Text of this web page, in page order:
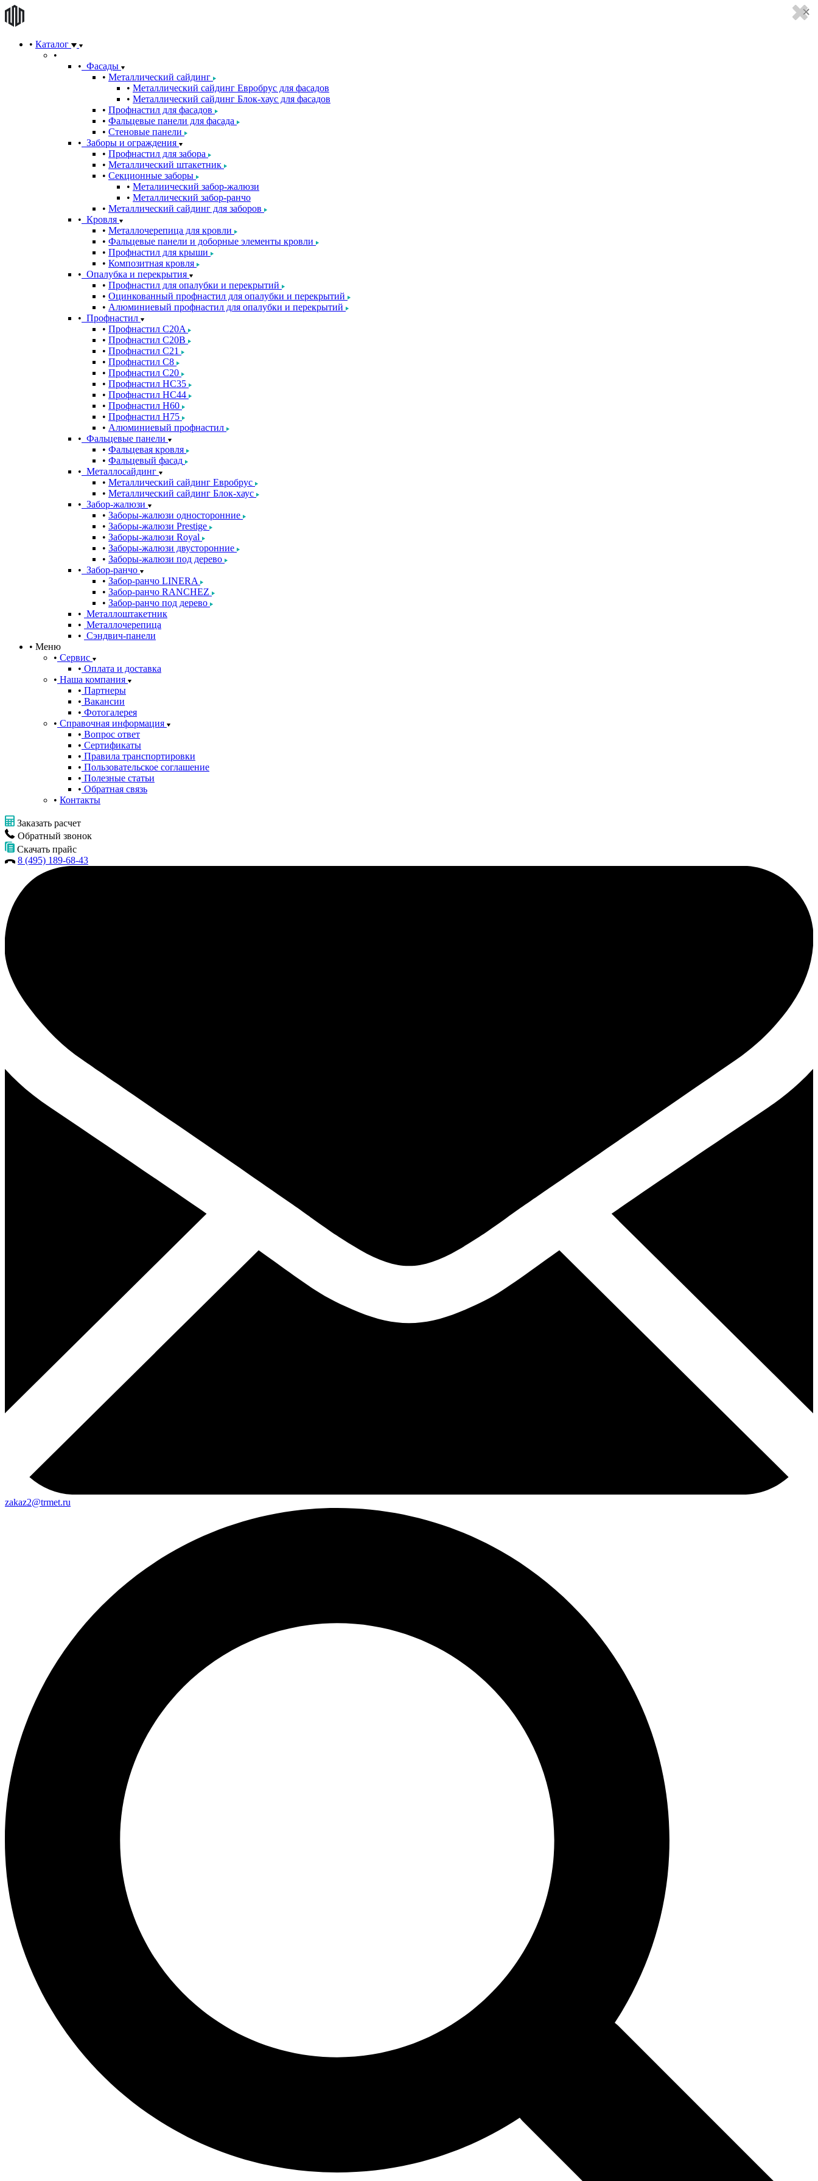
Каталог
Фасады
Металлический сайдинг
Металлический сайдинг Евробрус для фасадов
Металлический сайдинг Блок-хаус для фасадов
Профнастил для фасадов
Фальцевые панели для фасада
Стеновые панели
Заборы и ограждения
Профнастил для забора
Металлический штакетник
Секционные заборы
Металиический забор-жалюзи
Металлический забор-ранчо
Металлический сайдинг для заборов
Кровля
Металлочерепица для кровли
Фальцевые панели и доборные элементы кровли
Профнастил для крыши
Композитная кровля
Опалубка и перекрытия
Профнастил для опалубки и перекрытий
Оцинкованный профнастил для опалубки и перекрытий
Алюминиевый профнастил для опалубки и перекрытий
Профнастил
Профнастил С20A
Профнастил С20B
Профнастил С21
Профнастил С8
Профнастил С20
Профнастил НС35
Профнастил НС44
Профнастил Н60
Профнастил Н75
Алюминиевый профнастил
Фальцевые панели
Фальцевая кровля
Фальцевый фасад
Металлосайдинг
Металлический сайдинг Евробрус
Металлический сайдинг Блок-хаус
Забор-жалюзи
Заборы-жалюзи односторонние
Заборы-жалюзи Prestige
Заборы-жалюзи Royal
Заборы-жалюзи двусторонние
Заборы-жалюзи под дерево
Забор-ранчо
Забор-ранчо LINERA
Забор-ранчо RANCHEZ
Забор-ранчо под дерево
Металлоштакетник
Металлочерепица
Сэндвич-панели
Меню
Сервис
Оплата и доставка
Наша компания
Партнеры
Вакансии
Фотогалерея
Справочная информация
Вопрос ответ
Сертификаты
Правила транспортировки
Пользовательское соглашение
Полезные статьи
Обратная связь
Контакты
Заказать расчет
Обратный звонок
Скачать прайс
8 (495) 189-68-43
zakaz2@trmet.ru